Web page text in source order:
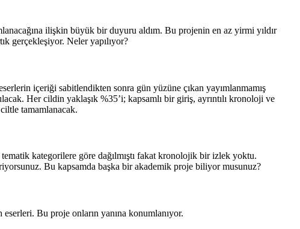
ilişkin büyük bir duyuru aldım. Bu projenin en az yirmi yıldır
gerçekleşiyor. Neler yapılıyor?
içeriği sabitlendikten sonra gün yüzüne çıkan yayımlanmamış
Her cildin yaklaşık %35’i; kapsamlı bir giriş, ayrıntılı kronoloji ve
tamamlanacak.
kategorilere göre dağılmıştı fakat kronolojik bir izlek yoktu.
Bu kapsamda başka bir akademik proje biliyor musunuz?
Bu proje onların yanına konumlanıyor.